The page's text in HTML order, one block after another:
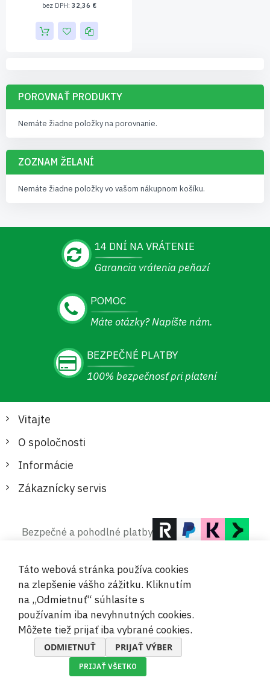
32,36 €
POROVNAŤ PRODUKTY
Nemáte žiadne položky na porovnanie.
ZOZNAM ŽELANÍ
Nemáte žiadne položky vo vašom nákupnom košíku.
14 DNÍ NA VRÁTENIE
Garancia vrátenia peňazí
POMOC
Máte otázky? Napíšte nám.
BEZPEČNÉ PLATBY
100% bezpečnosť pri platení
Vitajte
O spoločnosti
Informácie
Zákaznícky servis
Bezpečné a pohodlné platby
© 2019-2026 Megamix s.r.o.
Táto webová stránka používa cookies
na zlepšenie vášho zážitku. Kliknutím
na „Odmietnuť“ súhlasíte s
používaním iba nevyhnutných cookies.
Môžete tiež prijať iba vybrané cookies.
ODMIETNUŤ PRIJAŤ VÝBER
PRIJAŤ VŠETKO